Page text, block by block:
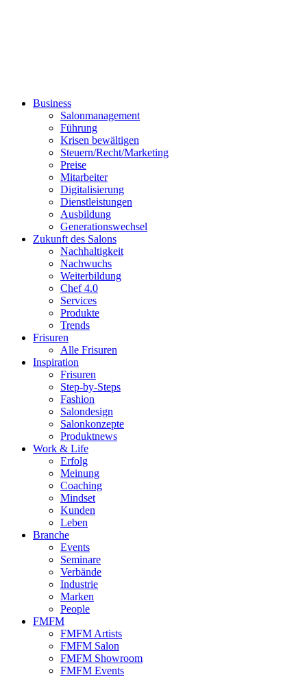
Business
Salonmanagement
Führung
Krisen bewältigen
Steuern/Recht/Marketing
Preise
Mitarbeiter
Digitalisierung
Dienstleistungen
Ausbildung
Generationswechsel
Zukunft des Salons
Nachhaltigkeit
Nachwuchs
Weiterbildung
Chef 4.0
Services
Produkte
Trends
Frisuren
Alle Frisuren
Inspiration
Frisuren
Step-by-Steps
Fashion
Salondesign
Salonkonzepte
Produktnews
Work & Life
Erfolg
Meinung
Coaching
Mindset
Kunden
Leben
Branche
Events
Seminare
Verbände
Industrie
Marken
People
FMFM
FMFM Artists
FMFM Salon
FMFM Showroom
FMFM Events